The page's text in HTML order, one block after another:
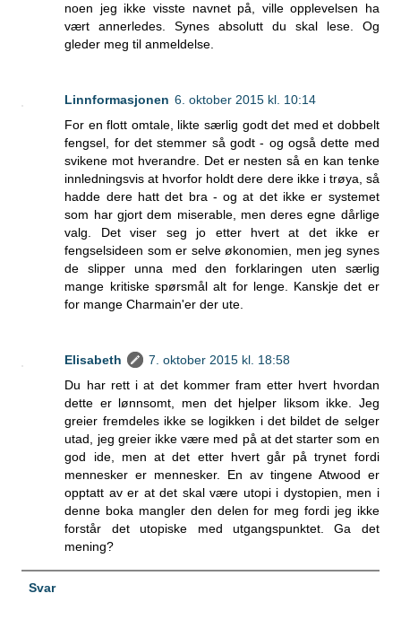
noen jeg ikke visste navnet på, ville opplevelsen ha
vært annerledes. Synes absolutt du skal lese. Og
gleder meg til anmeldelse.
Linnformasjonen 6. oktober 2015 kl. 10:14
For en flott omtale, likte særlig godt det med et dobbelt
fengsel, for det stemmer så godt - og også dette med
svikene mot hverandre. Det er nesten så en kan tenke
innledningsvis at hvorfor holdt dere dere ikke i trøya, så
hadde dere hatt det bra - og at det ikke er systemet
som har gjort dem miserable, men deres egne dårlige
valg. Det viser seg jo etter hvert at det ikke er
fengselsideen som er selve økonomien, men jeg synes
de slipper unna med den forklaringen uten særlig
mange kritiske spørsmål alt for lenge. Kanskje det er
for mange Charmain'er der ute.
Elisabeth
7. oktober 2015 kl. 18:58
Du har rett i at det kommer fram etter hvert hvordan
dette er lønnsomt, men det hjelper liksom ikke. Jeg
greier fremdeles ikke se logikken i det bildet de selger
utad, jeg greier ikke være med på at det starter som en
god ide, men at det etter hvert går på trynet fordi
mennesker er mennesker. En av tingene Atwood er
opptatt av er at det skal være utopi i dystopien, men i
denne boka mangler den delen for meg fordi jeg ikke
forstår det utopiske med utgangspunktet. Ga det
mening?
Svar